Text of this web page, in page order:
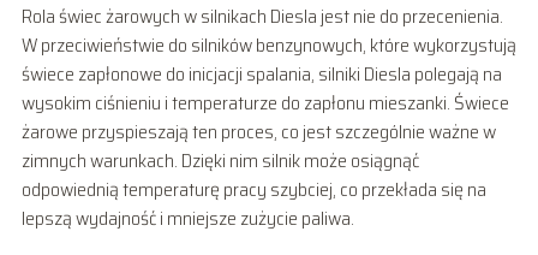
Rola świec żarowych w silnikach Diesla jest nie do przecenienia.
W przeciwieństwie do silników benzynowych, które wykorzystują
świece zapłonowe do inicjacji spalania, silniki Diesla polegają na
wysokim ciśnieniu i temperaturze do zapłonu mieszanki. Świece
żarowe przyspieszają ten proces, co jest szczególnie ważne w
zimnych warunkach. Dzięki nim silnik może osiągnąć
odpowiednią temperaturę pracy szybciej, co przekłada się na
lepszą wydajność i mniejsze zużycie paliwa.